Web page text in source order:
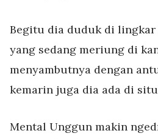
Begitu dia duduk di lingkar
yang sedang meriung di
menyambutnya dengan
kemarin juga dia ada di
Mental Unggun makin